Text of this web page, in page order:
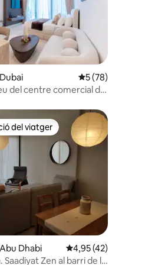
total de 5; 22 avaluacions
5 de puntuació
5 (78)
del centre comercial de
total de 5; 6 avaluacions
dels viatgers
del viatger
Dhabi 4,95 de puntuació
4,95 (42)
Zen al barri de la